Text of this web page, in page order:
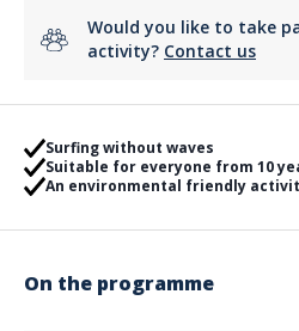
Would you like to take
activity? Contact us
Surfing without waves
Suitable for everyone from 10
An environmental friendly
On the programme